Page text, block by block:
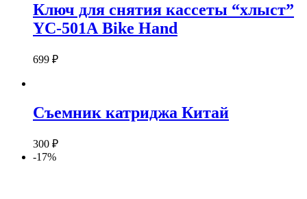
Ключ для снятия кассеты “хлыст”
YC-501А Bike Hand
699 ₽
Съемник катриджа Китай
300 ₽
-17%